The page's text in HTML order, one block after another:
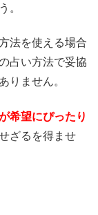
。
法を使える場合
占い方法で妥協
りません。
希望にぴったり
ざるを得ませ